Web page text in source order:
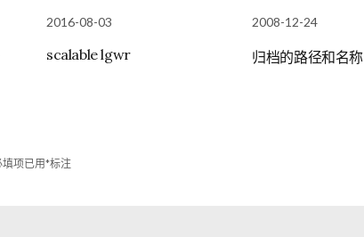
2016-08-03
scalable lgwr
2008-12-24
归档的路径和名称
填项已用*标注